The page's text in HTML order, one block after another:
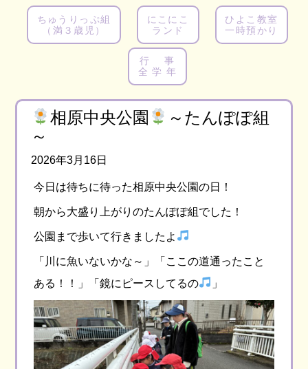
ちゅうりっぷ組
（満３歳児）
にこにこ
ランド
ひよこ教室
一時預かり
行 事
全 学 年
相原中央公園
～たんぽぽ組
～
2026年3月16日
今日は待ちに待った相原中央公園の日！
朝から大盛り上がりのたんぽぽ組でした！
公園まで歩いて行きましたよ
「川に魚いないかな～」「ここの道通ったこと
ある！！」「鏡にピースしてるの
」